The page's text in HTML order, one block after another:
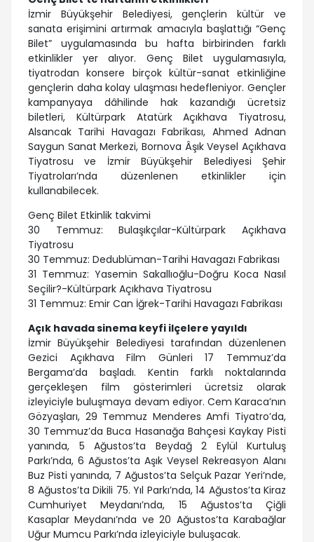
İzmir Büyükşehir Belediyesi, gençlerin kültür ve
sanata erişimini artırmak amacıyla başlattığı “Genç
Bilet” uygulamasında bu hafta birbirinden farklı
etkinlikler yer alıyor. Genç Bilet uygulamasıyla,
tiyatrodan konsere birçok kültür-sanat etkinliğine
gençlerin daha kolay ulaşması hedefleniyor. Gençler
kampanyaya dâhilinde hak kazandığı ücretsiz
biletleri, Kültürpark Atatürk Açıkhava Tiyatrosu,
Alsancak Tarihi Havagazı Fabrikası, Ahmed Adnan
Saygun Sanat Merkezi, Bornova Âşık Veysel Açıkhava
Tiyatrosu ve İzmir Büyükşehir Belediyesi Şehir
Tiyatroları’nda düzenlenen etkinlikler için
kullanabilecek.
Genç Bilet Etkinlik takvimi
30 Temmuz: Bulaşıkçılar-Kültürpark Açıkhava
Tiyatrosu
30 Temmuz: Dedublüman-Tarihi Havagazı Fabrikası
31 Temmuz: Yasemin Sakallıoğlu-Doğru Koca Nasıl
Seçilir?-Kültürpark Açıkhava Tiyatrosu
31 Temmuz: Emir Can İğrek-Tarihi Havagazı Fabrikası
Açık havada sinema keyfi ilçelere yayıldı
İzmir Büyükşehir Belediyesi tarafından düzenlenen
Gezici Açıkhava Film Günleri 17 Temmuz’da
Bergama’da başladı. Kentin farklı noktalarında
gerçekleşen film gösterimleri ücretsiz olarak
izleyiciyle buluşmaya devam ediyor. Cem Karaca’nın
Gözyaşları, 29 Temmuz Menderes Amfi Tiyatro’da,
30 Temmuz’da Buca Hasanağa Bahçesi Kaykay Pisti
yanında, 5 Ağustos’ta Beydağ 2 Eylül Kurtuluş
Parkı’nda, 6 Ağustos’ta Aşık Veysel Rekreasyon Alanı
Buz Pisti yanında, 7 Ağustos’ta Selçuk Pazar Yeri’nde,
8 Ağustos’ta Dikili 75. Yıl Parkı’nda, 14 Ağustos’ta Kiraz
Cumhuriyet Meydanı’nda, 15 Ağustos’ta Çiğli
Kasaplar Meydanı’nda ve 20 Ağustos’ta Karabağlar
Uğur Mumcu Parkı’nda izleyiciyle buluşacak.